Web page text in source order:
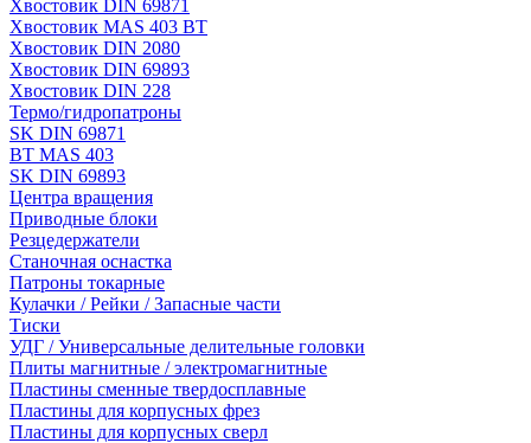
Хвостовик DIN 69871
Хвостовик MAS 403 BT
Хвостовик DIN 2080
Хвостовик DIN 69893
Хвостовик DIN 228
Термо/гидропатроны
SK DIN 69871
BT MAS 403
SK DIN 69893
Центра вращения
Приводные блоки
Резцедержатели
Станочная оснастка
Патроны токарные
Кулачки / Рейки / Запасные части
Тиски
УДГ / Универсальные делительные головки
Плиты магнитные / электромагнитные
Пластины сменные твердосплавные
Пластины для корпусных фрез
Пластины для корпусных сверл